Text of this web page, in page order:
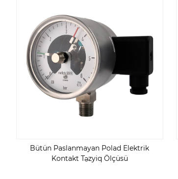
Bütün Paslanmayan Polad Elektrik
Kontakt Təzyiq Ölçüsü